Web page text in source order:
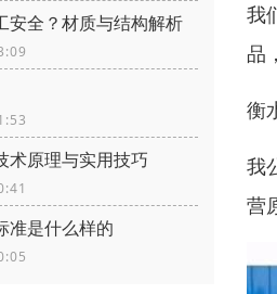
安全？材质与结构解析
术原理与实用技巧
准是什么样的
我
品
衡
我
营